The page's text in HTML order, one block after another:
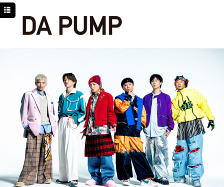
NEWS
PROFILE
MOVIE
LINE
YouTube
BLOG
Facebook
Twitter